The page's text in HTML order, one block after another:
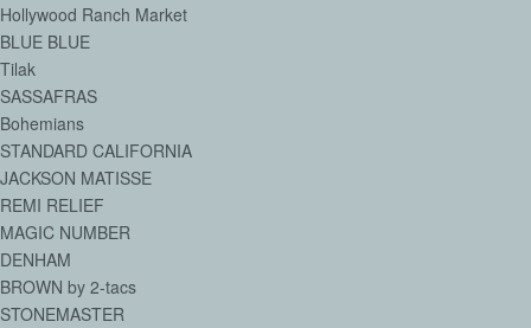
Hollywood Ranch Market
BLUE BLUE
Tilak
SASSAFRAS
Bohemians
STANDARD CALIFORNIA
JACKSON MATISSE
REMI RELIEF
MAGIC NUMBER
DENHAM
BROWN by 2-tacs
STONEMASTER